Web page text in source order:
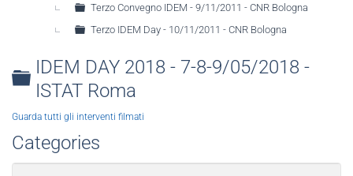
Terzo Convegno IDEM - 9/11/2011 - CNR Bologna
Terzo IDEM Day - 10/11/2011 - CNR Bologna
Folder
IDEM DAY 2018 - 7-8-9/05/2018 -
ISTAT Roma
Guarda tutti gli interventi filmati
Categories